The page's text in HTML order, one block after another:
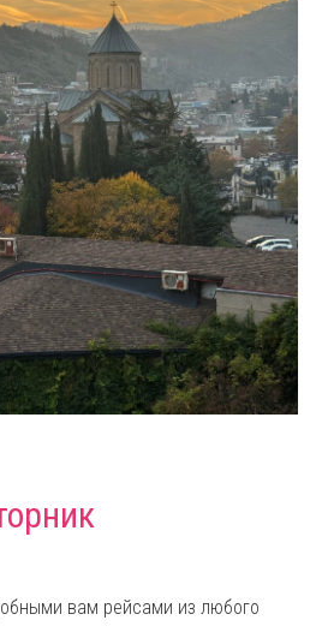
вам рейсами из любого